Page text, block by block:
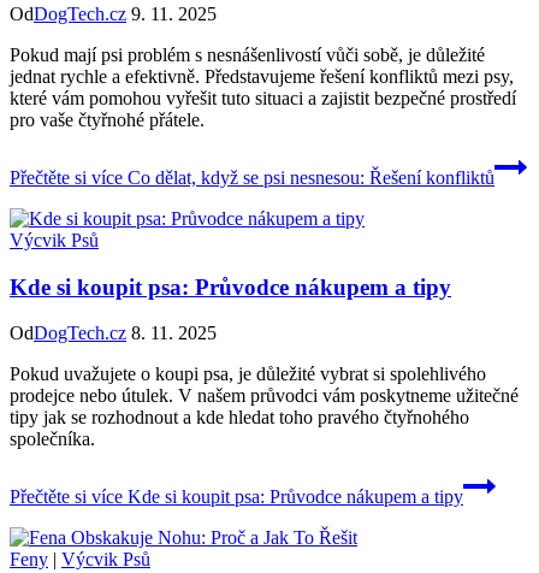
OdDogTech.cz 9. 11. 2025
Pokud mají psi problém s nesnášenlivostí vůči sobě, je důležité
jednat rychle a efektivně. Představujeme řešení konfliktů mezi psy,
které vám pomohou vyřešit tuto situaci a zajistit bezpečné prostředí
pro vaše čtyřnohé přátele.
Přečtěte si více Co dělat, když se psi nesnesou: Řešení konfliktů
Výcvik Psů
Kde si koupit psa: Průvodce nákupem a tipy
OdDogTech.cz 8. 11. 2025
Pokud uvažujete o koupi psa, je důležité vybrat si spolehlivého
prodejce nebo útulek. V našem průvodci vám poskytneme užitečné
tipy jak se rozhodnout a kde hledat toho pravého čtyřnohého
společníka.
Přečtěte si více Kde si koupit psa: Průvodce nákupem a tipy
Feny | Výcvik Psů